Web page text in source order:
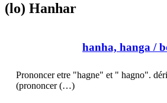
(lo) Hanhar
hanha, hanga /
Prononcer etre "hagne" et " hagno".
(prononcer (…)